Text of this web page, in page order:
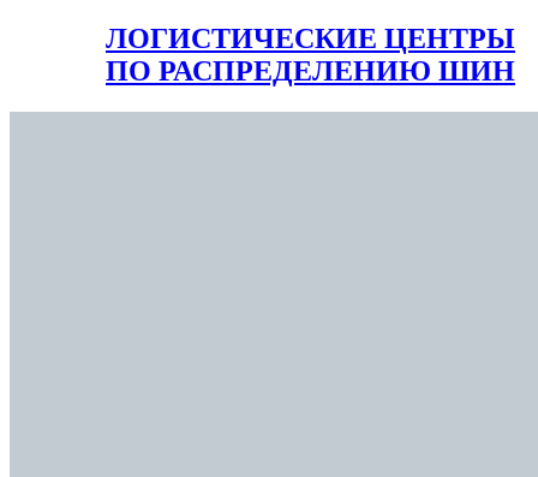
ЛОГИСТИЧЕСКИЕ ЦЕНТРЫ
ПО РАСПРЕДЕЛЕНИЮ ШИН